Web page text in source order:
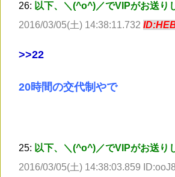
26: 以下、＼(^o^)／でVIPがお送り
2016/03/05(土) 14:38:11.732
>>22
20時間の交代制やで
25: 以下、＼(^o^)／でVIPがお送り
2016/03/05(土) 14:38:03.859